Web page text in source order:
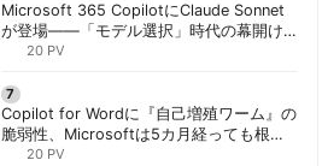
Microsoft 365 CopilotにClaude Sonnet
が登場——「モデル選択」時代の幕開け
と管理者が知るべき注意点 | 胡田昌彦
20 PV
Copilot for Wordに『自己増殖ワーム』の
脆弱性、Microsoftは5カ月経っても根本
対策できず | 胡田昌彦
20 PV